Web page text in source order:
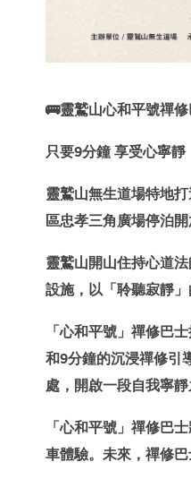
🚌靈鷲山心和平號禪
只要9分鐘 享受心寧靜
靈鷲山無生道場特地
區忠孝三角廣場停泊開
靈鷲山開山住持心道
設施，以「聆聽寂靜
「心和平號」禪修巴
和9分鐘的沉浸禪修引
處，開啟一段自我寧靜
「心和平號」禪修巴
車體驗。未來，禪修